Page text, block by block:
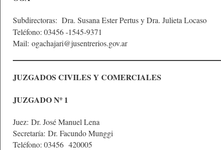
Subdirectoras: Dra. Susana Ester Pertus y Dra. Julieta Locaso
Teléfono: 03456 -1545-9371
Mail: ogachajari@jusentrerios.gov.ar
JUZGADOS CIVILES Y COMERCIALES
JUZGADO Nº 1
Juez: Dr. José Manuel Lena
Secretaría: Dr. Facundo Munggi
Teléfono: 03456 420005